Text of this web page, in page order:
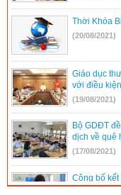
Thời Khóa
(20/08/2021)
Giáo dục
với điều
(19/08/2021)
Bộ GDĐT
dịch về quê
(17/08/2021)
Công bố
16/8